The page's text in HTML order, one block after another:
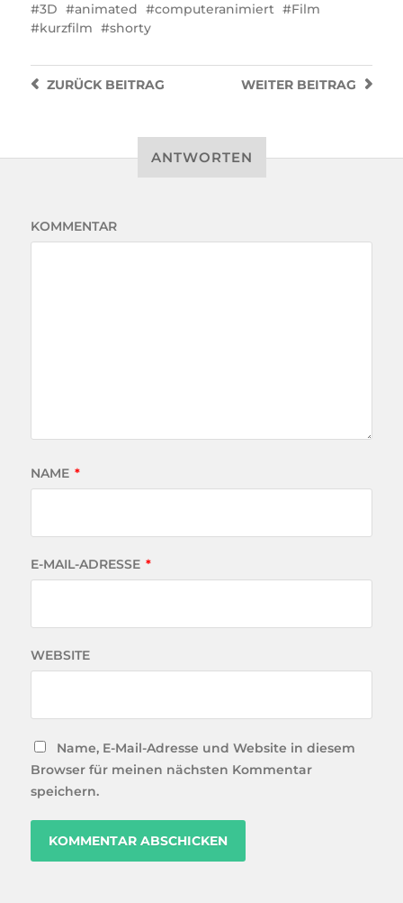
3D
animated computeranimiert
Film
kurzfilm
shorty
WEITER BEITRAG
ZURÜCKBEITRAG
ANTWORTEN
KOMMENTAR
NAME *
E-MAIL-ADRESSE *
WEBSITE
Name, E-Mail-Adresse und Website in diesem
Browser für meinen nächsten Kommentar
speichern.